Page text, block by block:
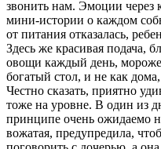
звонить нам. Эмоции через
мини-истории о каждом
от питания отказалась,
Здесь же красивая подача,
овощи каждый день,
богатый стол, и не как
Честно сказать, приятно
тоже на уровне. В один из
принципе очень ожидаемо
вожатая, предупредила,